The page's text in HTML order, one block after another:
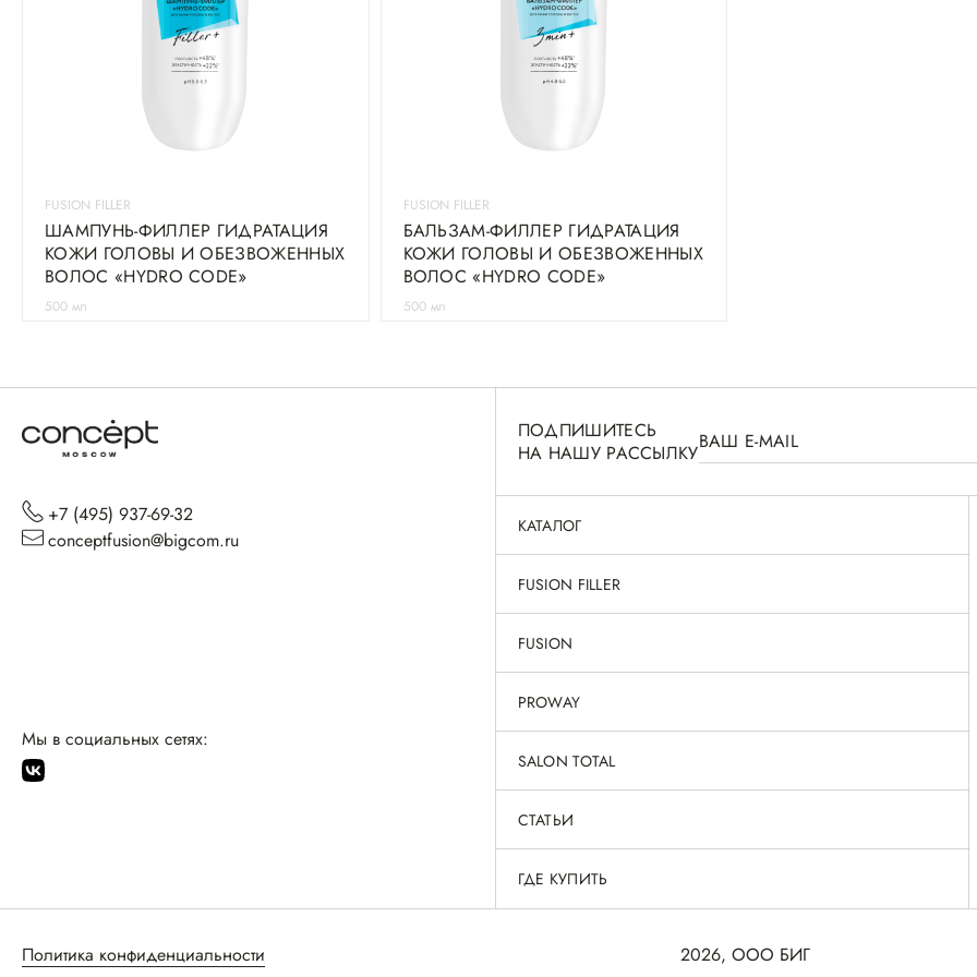
FUSION FILLER
ШАМПУНЬ-ФИЛЛЕР ГИДРАТАЦИЯ
КОЖИ ГОЛОВЫ И ОБЕЗВОЖЕННЫХ
ВОЛОС «HYDRO CODE»
500 мл
FUSION FILLER
БАЛЬЗАМ-ФИЛЛЕР ГИДРАТАЦИЯ
КОЖИ ГОЛОВЫ И ОБЕЗВОЖЕННЫХ
ВОЛОС «HYDRO CODE»
500 мл
ПОДПИШИТЕСЬ
НА НАШУ РАССЫЛКУ
КАТАЛОГ
FUSION FILLER
FUSION
PROWAY
SALON TOTAL
СТАТЬИ
ГДЕ КУПИТЬ
+7 (495) 937-69-32
conceptfusion@bigcom.ru
Мы в социальных сетях:
Политика конфиденциальности 2026, ООО БИГ